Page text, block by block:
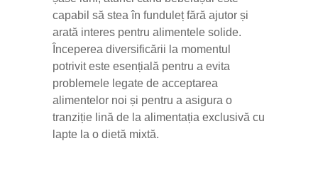
capabil să stea în funduleț fără ajutor și
arată interes pentru alimentele solide.
Începerea diversificării la momentul
potrivit este esențială pentru a evita
problemele legate de acceptarea
alimentelor noi și pentru a asigura o
tranziție lină de la alimentația exclusivă cu
lapte la o dietă mixtă.